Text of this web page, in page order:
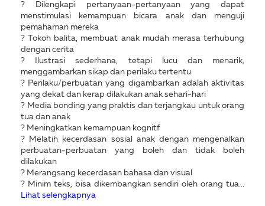
? Dilengkapi pertanyaan-pertanyaan yang dapat
menstimulasi kemampuan bicara anak dan menguji
pemahaman mereka
? Tokoh balita, membuat anak mudah merasa terhubung
dengan cerita
? Ilustrasi sederhana, tetapi lucu dan menarik,
menggambarkan sikap dan perilaku tertentu
? Perilaku/perbuatan yang digambarkan adalah aktivitas
yang dekat dan kerap dilakukan anak sehari-hari
? Media bonding yang praktis dan terjangkau untuk orang
tua dan anak
? Meningkatkan kemampuan kognitf
? Melatih kecerdasan sosial anak dengan mengenalkan
perbuatan-perbuatan yang boleh dan tidak boleh
dilakukan
? Merangsang kecerdasan bahasa dan visual
? Minim teks, bisa dikembangkan sendiri oleh orang tua...
Lihat selengkapnya